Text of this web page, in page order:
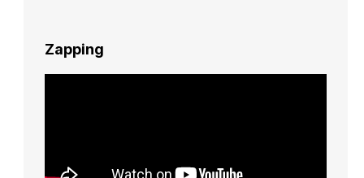
Zapping